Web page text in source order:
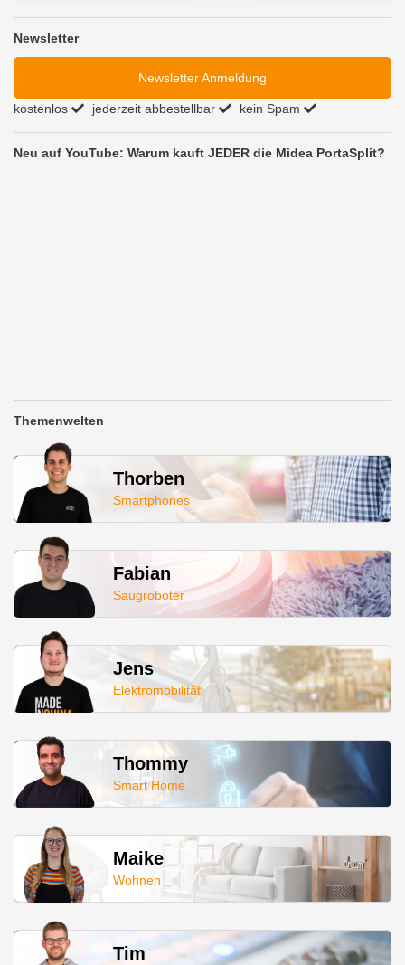
Newsletter
Newsletter Anmeldung
kostenlos jederzeit abbestellbar kein Spam
Neu auf YouTube: Warum kauft JEDER die Midea PortaSplit?
Themenwelten
Thorben
Smartphones
Fabian
Saugroboter
Jens
Elektromobilität
Thommy
Smart Home
Maike
Wohnen
Tim